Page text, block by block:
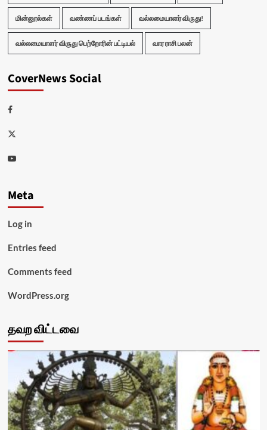
மின்னூல்கள் வண்ணப் படங்கள் வல்லமையாளர் விருது!
வல்லமையாளர் விருது பெற்றோரின் பட்டியல் வார ராசி பலன்
CoverNews Social
Facebook
Twitter
Youtube
Meta
Log in
Entries feed
Comments feed
WordPress.org
தவற விட்டவை